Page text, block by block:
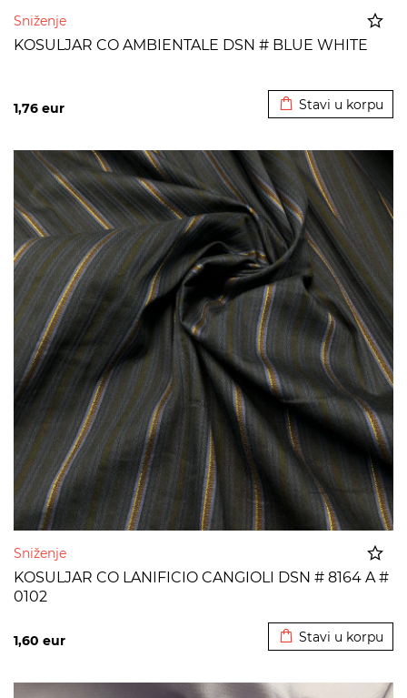
Sniženje
KOSULJAR CO AMBIENTALE DSN # BLUE WHITE
1,76 eur Stavi u korpu
Sniženje
KOSULJAR CO LANIFICIO CANGIOLI DSN # 8164 A #
0102
1,60 eur Stavi u korpu